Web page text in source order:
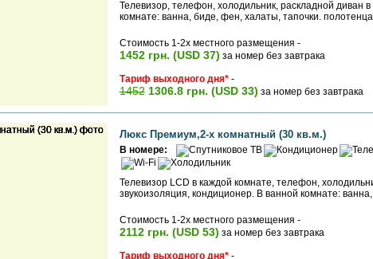
Телевизор, телефон, холодильник, раскладной диван
комнате: ванна, биде, фен, халаты, тапочки.
Стоимость 1-2х местного размещения -
1452 грн. (USD 37) за номер без завтрака
Тариф выходного дня*-
1452 1306.8 грн. (USD 33) за номер без завтрака
Люкс Премиум,2-х комнатный (30 кв.м.)
В номере:
Телевизор LCD в каждой комнате, телефон,
звукоизоляция, кондиционер. В ванной комнате:
Стоимость 1-2х местного размещения -
2112 грн. (USD 53) за номер без завтрака
Тариф выходного дня*-